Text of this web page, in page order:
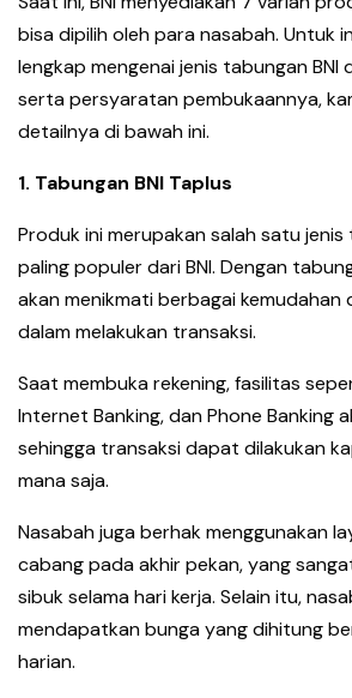
bisa dipilih oleh para nasabah. Untuk
lengkap mengenai jenis tabungan BNI
serta persyaratan pembukaannya,
detailnya di bawah ini.
1. Tabungan BNI Taplus
Produk ini merupakan salah satu
paling populer dari BNI. Dengan
akan menikmati berbagai kemudahan
dalam melakukan transaksi.
Saat membuka rekening, fasilitas
Internet Banking, dan Phone Banking
sehingga transaksi dapat dilakukan
mana saja.
Nasabah juga berhak menggunakan
cabang pada akhir pekan, yang
sibuk selama hari kerja. Selain itu,
mendapatkan bunga yang dihitung
harian.